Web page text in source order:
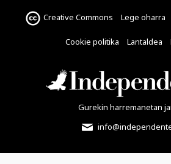
Creative Commons Lege oharra
Cookie politika Lantaldea
Gurekin harremanetan